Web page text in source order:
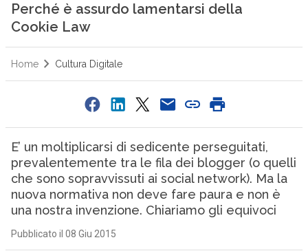
Perché è assurdo lamentarsi della
Cookie Law
Home Cultura Digitale
E’ un moltiplicarsi di sedicente perseguitati,
prevalentemente tra le fila dei blogger (o quelli
che sono sopravvissuti ai social network). Ma la
nuova normativa non deve fare paura e non è
una nostra invenzione. Chiariamo gli equivoci
Pubblicato il 08 Giu 2015